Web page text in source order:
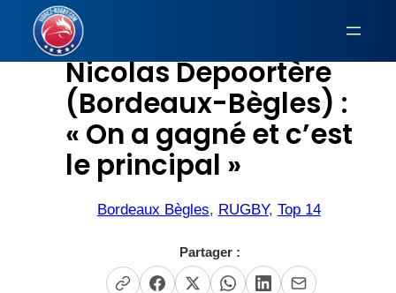
Aller
contenu Nicolas Depoortère
(Bordeaux-Bègles) :
« On a gagné et c’est
le principal »
Bordeaux Bègles, RUGBY, Top 14
Partager :